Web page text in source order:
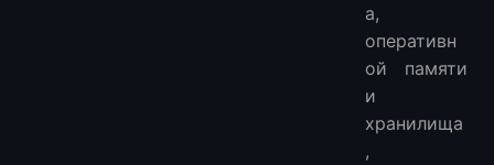
а,
оперативн
ой памяти
и
хранилища
,